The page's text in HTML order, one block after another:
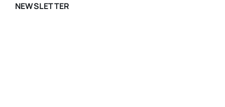
NEWSLETTER